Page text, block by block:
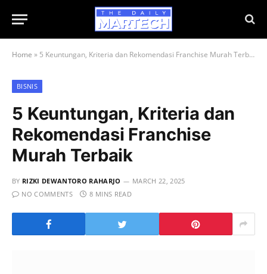
Home » 5 Keuntungan, Kriteria dan Rekomendasi Franchise Murah Terbaik
BISNIS
5 Keuntungan, Kriteria dan
Rekomendasi Franchise
Murah Terbaik
BY RIZKI DEWANTORO RAHARJO
MARCH 22, 2025
NO COMMENTS
8 MINS READ